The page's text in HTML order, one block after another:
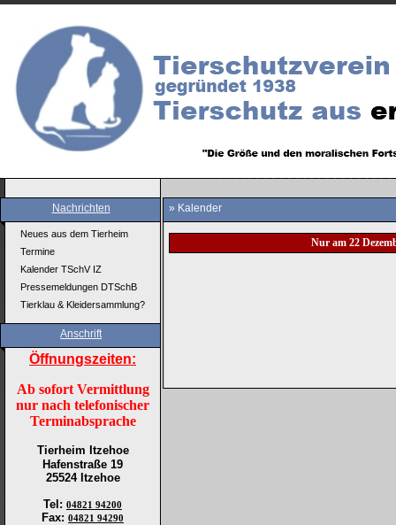
Nachrichten
Neues aus dem Tierheim
Termine
Kalender TSchV IZ
Pressemeldungen DTSchB
Tierklau & Kleidersammlung?
Anschrift
Öffnungszeiten:
Ab sofort Vermittlung
nur nach telefonischer
Terminabsprache
Tierheim Itzehoe
Hafenstraße 19
25524 Itzehoe
Tel : 04821 94200
Fax: 04821 94290
» Kalender
Nur am 22